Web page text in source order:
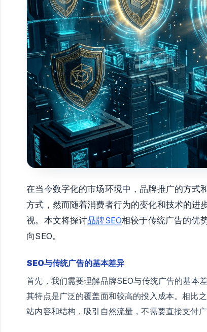
在当今数字化的市场环境中，品牌推广的方式
方式，然而随着消费者行为的变化和技术的进
视。本文将探讨品牌SEO相较于传统广告的优
向SEO。
SEO与传统广告的基本差异
首先，我们需要理解品牌SEO与传统广告的基本
其特点是广泛的覆盖面和较高的投入成本。相比
站内容和结构，吸引自然流量，不需要直接支付广